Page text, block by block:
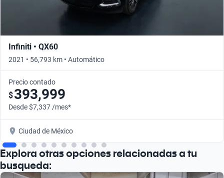
Infiniti • QX60
2021 • 56,793 km • Automático
Precio contado
$393,999
Desde $7,337 /mes*
Ciudad de México
Explora otras opciones relacionadas a tu
busqueda: